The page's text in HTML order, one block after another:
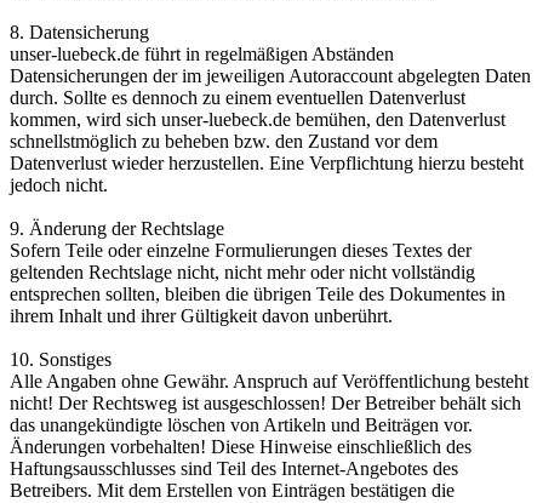
8. Datensicherung
unser-luebeck.de führt in regelmäßigen Abständen
Datensicherungen der im jeweiligen Autoraccount abgelegten Daten
durch. Sollte es dennoch zu einem eventuellen Datenverlust
kommen, wird sich unser-luebeck.de bemühen, den Datenverlust
schnellstmöglich zu beheben bzw. den Zustand vor dem
Datenverlust wieder herzustellen. Eine Verpflichtung hierzu besteht
jedoch nicht.
9. Änderung der Rechtslage
Sofern Teile oder einzelne Formulierungen dieses Textes der
geltenden Rechtslage nicht, nicht mehr oder nicht vollständig
entsprechen sollten, bleiben die übrigen Teile des Dokumentes in
ihrem Inhalt und ihrer Gültigkeit davon unberührt.
10. Sonstiges
Alle Angaben ohne Gewähr. Anspruch auf Veröffentlichung besteht
nicht! Der Rechtsweg ist ausgeschlossen! Der Betreiber behält sich
das unangekündigte löschen von Artikeln und Beiträgen vor.
Änderungen vorbehalten! Diese Hinweise einschließlich des
Haftungsausschlusses sind Teil des Internet-Angebotes des
Betreibers. Mit dem Erstellen von Einträgen bestätigen die